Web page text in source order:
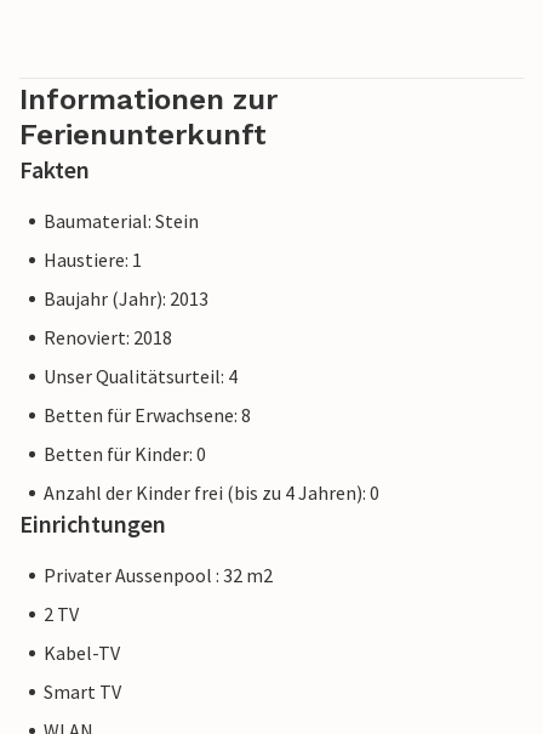
Informationen zur
Ferienunterkunft
Fakten
Baumaterial: Stein
Haustiere: 1
Baujahr (Jahr): 2013
Renoviert: 2018
Unser Qualitätsurteil: 4
Betten für Erwachsene: 8
Betten für Kinder: 0
Anzahl der Kinder frei (bis zu 4 Jahren): 0
Einrichtungen
Privater Aussenpool : 32 m2
2 TV
Kabel-TV
Smart TV